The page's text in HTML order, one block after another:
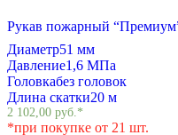
Рукав пожарный
Диаметр51 мм
Давление1,6 МПа
Головкабез головок
Длина скатки20 м
2 102,00 руб.*
*при покупке от 21 шт.